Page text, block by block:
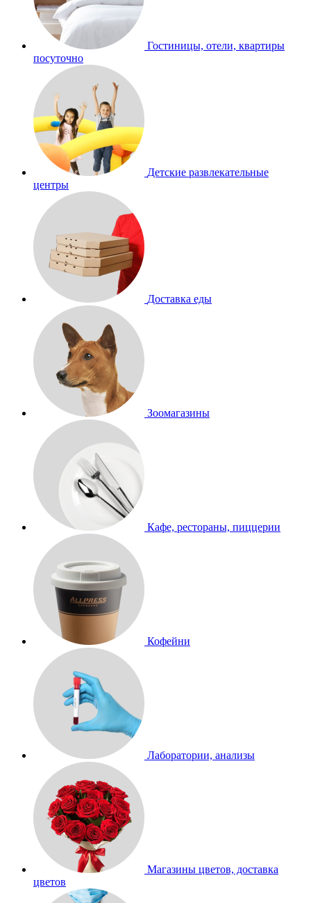
Гостиницы, отели, квартиры
посуточно
Детские развлекательные
центры
Доставка еды
Зоомагазины
Кафе, рестораны, пиццерии
Кофейни
Лаборатории, анализы
Магазины цветов, доставка
цветов